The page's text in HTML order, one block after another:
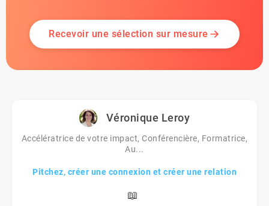
Recevoir une sélection sur mesure
Véronique Leroy
Accélératrice de votre impact, Conférencière, Formatrice,
Au...
Pitchez, créer une connexion et créer une relation
📖